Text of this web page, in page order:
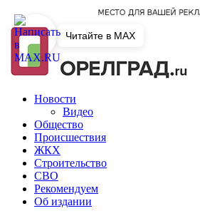
Новости
Видео
Общество
Происшествия
ЖКХ
Строительство
СВО
Рекомендуем
Об издании
Читайте в MAX